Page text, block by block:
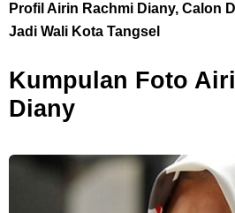
Profil Airin Rachmi Diany, Calon
Jadi Wali Kota Tangsel
Kumpulan Foto
Diany